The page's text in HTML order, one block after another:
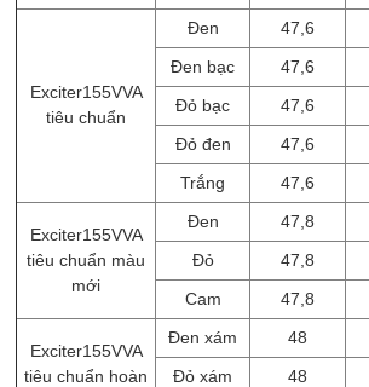
Exciter155VVA
tiêu chuẩn
Đen 47,6
Đen bạc
47,6
Đỏ bạc
47,6
Đỏ đen
47,6
Trắng
47,6
Exciter155VVA
tiêu chuẩn màu
mới
Đen 47,8
Đỏ
47,8
Cam
47,8
Exciter155VVA
tiêu chuẩn hoàn
Đen xám 48
Đỏ xám
48